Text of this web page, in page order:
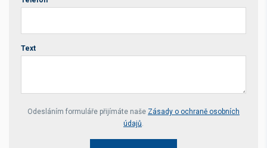
Text
Your website *
Odesláním formuláře přijímáte naše Zásady o ochraně osobních
údajů.